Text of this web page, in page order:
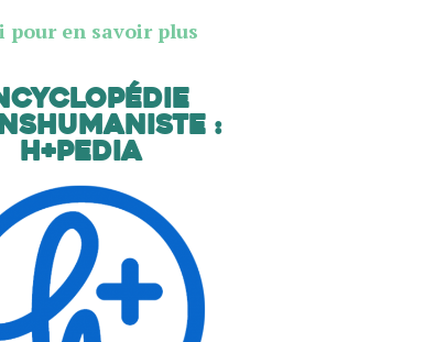
pour en savoir plus
:
H+Pedia